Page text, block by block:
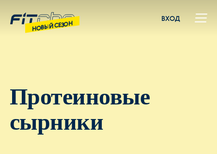
Протеиновые
сырники
НОВЫЙ СЕЗОН
ВХОД